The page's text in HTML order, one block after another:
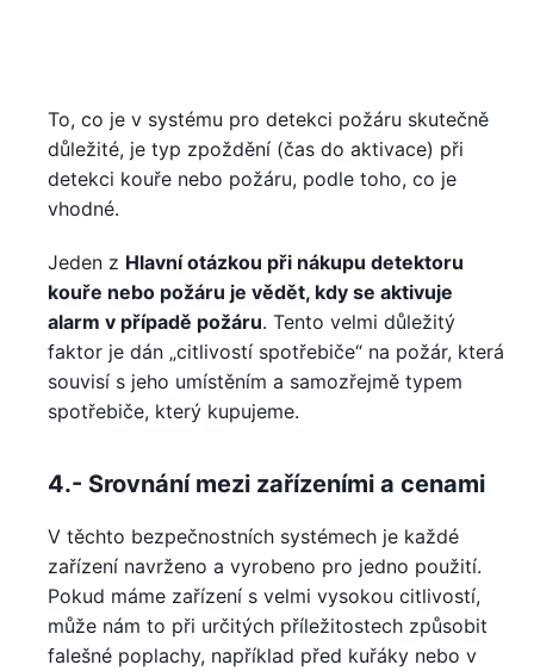
To, co je v systému pro detekci požáru skutečně
důležité, je typ zpoždění (čas do aktivace) při
detekci kouře nebo požáru, podle toho, co je
vhodné.
Jeden z Hlavní otázkou při nákupu detektoru
kouře nebo požáru je vědět, kdy se aktivuje
alarm v případě požáru. Tento velmi důležitý
faktor je dán „citlivostí spotřebiče“ na požár, která
souvisí s jeho umístěním a samozřejmě typem
spotřebiče, který kupujeme.
4.- Srovnání mezi zařízeními a cenami
V těchto bezpečnostních systémech je každé
zařízení navrženo a vyrobeno pro jedno použití.
Pokud máme zařízení s velmi vysokou citlivostí,
může nám to při určitých příležitostech způsobit
falešné poplachy, například před kuřáky nebo v